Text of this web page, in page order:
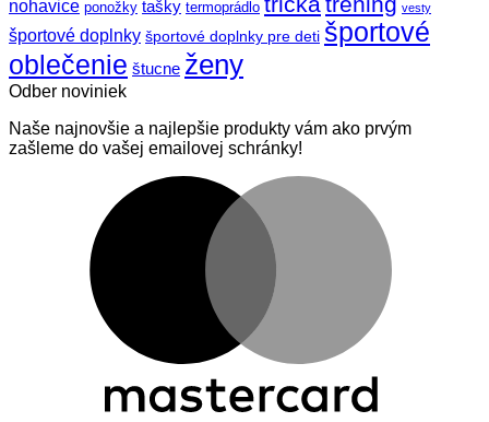
nohavice ponožky tašky termoprádlo vesty
športové doplnky športové doplnky pre deti športové
oblečenie štucne ženy
Odber noviniek
Naše najnovšie a najlepšie produkty vám ako prvým
zašleme do vašej emailovej schránky!